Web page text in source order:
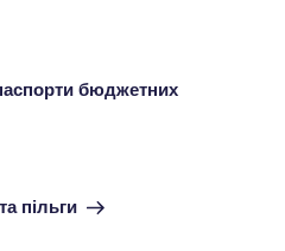
бюджетних
пільги